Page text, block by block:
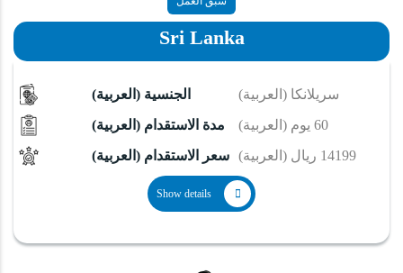
Sri Lanka
(العربية) الجنسية
(العربية) سريلانكا
(العربية) مدة الاستقدام
(العربية) 60 يوم
(العربية) سعر الاستقدام
(العربية) 14199 ريال
Show details